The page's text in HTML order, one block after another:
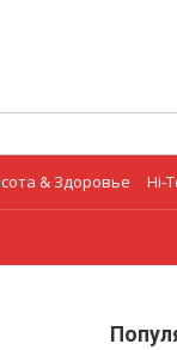
& Здоровье Hi-